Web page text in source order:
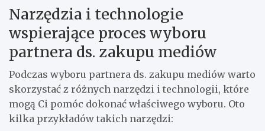
Narzędzia i technologie
wspierające proces wyboru
partnera ds. zakupu mediów
Podczas wyboru partnera ds. zakupu mediów warto
skorzystać z różnych narzędzi i technologii, które
mogą Ci pomóc dokonać właściwego wyboru. Oto
kilka przykładów takich narzędzi: